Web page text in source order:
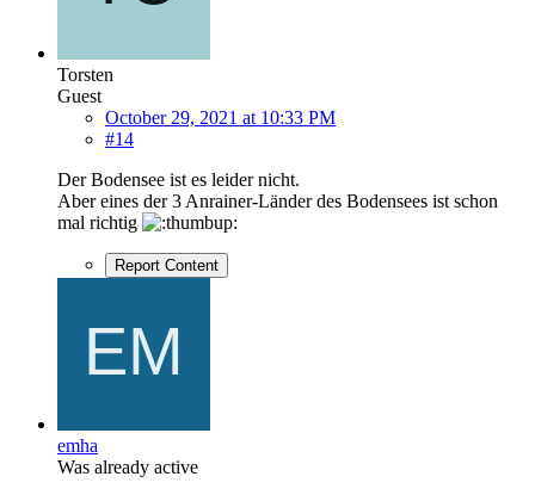
Torsten
Guest
October 29, 2021 at 10:33 PM
#14
Der Bodensee ist es leider nicht.
Aber eines der 3 Anrainer-Länder des Bodensees ist schon
mal richtig
Report Content
emha
Was already active